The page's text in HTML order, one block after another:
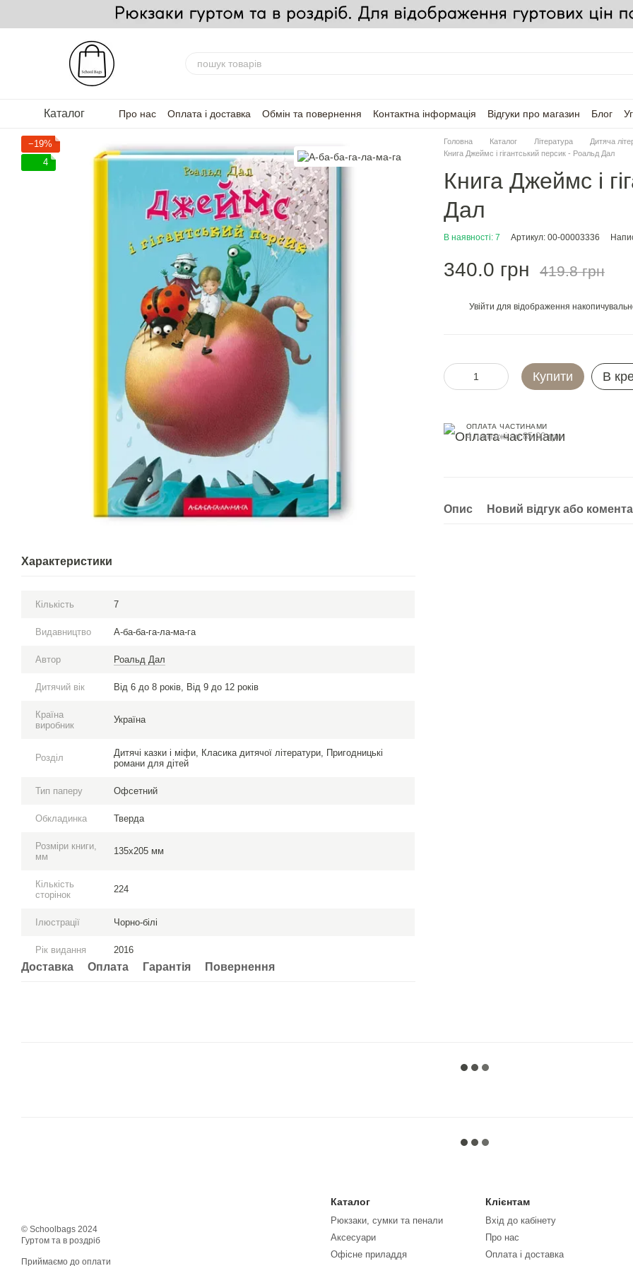
Перейти до основного контенту
Каталог Про нас Оплата і доставка Обмін та повернення Контактна інформація Відгуки про магазин Блог
−19%
4
Характеристики
Кількість 7
Видавництво А-ба-ба-га-ла-ма-га
Автор Роальд Дал
Дитячий вік Від 6 до 8 років, Від 9 до 12 років
Країна
виробник
Україна
Розділ
Дитячі казки і міфи, Класика дитячої літератури, Пригодницькі
романи для дітей
Тип паперу Офсетний
Обкладинка Тверда
Розміри книги,
мм
135х205 мм
Кількість
сторінок
224
Ілюстрації Чорно-білі
Рік видання 2016
Доставка Оплата Гарантія Повернення
Головна Каталог Література Дитяча
Книга Джеймс і гігантський персик - Роальд Дал
Книга Джеймс і
Дал
В наявності: 7 Артикул: 00-00003336
340.0 грн 419.8 грн
Увійти для відображення
Купити В
ОПЛАТА ЧАСТИНАМИ
4 платежі по 85.00 грн
Опис Новий відгук або
© Schoolbags 2024
Гуртом та в роздріб
Приймаємо до оплати
Каталог
Рюкзаки, сумки та пенали
Аксесуари
Офісне приладдя
Клієнтам
Вхід до кабінету
Про нас
Оплата і доставка